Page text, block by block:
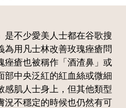
是不少愛美人士都在谷歌搜
為用凡士林改善玫瑰痤瘡問
痤瘡也被稱作「酒渣鼻」或
部中央泛紅的紅血絲或微細
感肌人士身上，但其他類型
況不穩定的時候也仍然有可